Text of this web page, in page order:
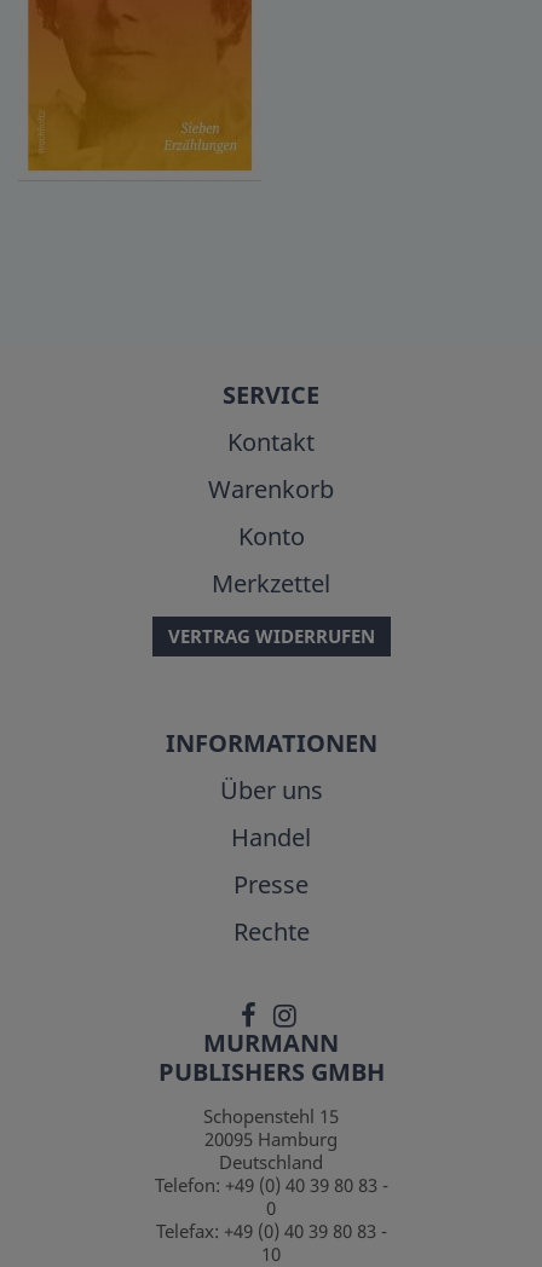
SERVICE
Kontakt
Warenkorb
Konto
Merkzettel
VERTRAG WIDERRUFEN
INFORMATIONEN
Über uns
Handel
Presse
Rechte
MURMANN
PUBLISHERS GMBH
Schopenstehl 15
20095 Hamburg
Deutschland
Telefon: +49 (0) 40 39 80 83 -
0
Telefax: +49 (0) 40 39 80 83 -
10